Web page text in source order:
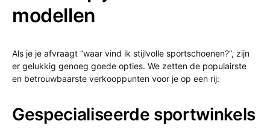
modellen
Als je je afvraagt “waar vind ik stijlvolle sportschoenen?”, zijn
er gelukkig genoeg goede opties. We zetten de populairste
en betrouwbaarste verkooppunten voor je op een rij:
Gespecialiseerde sportwinkels